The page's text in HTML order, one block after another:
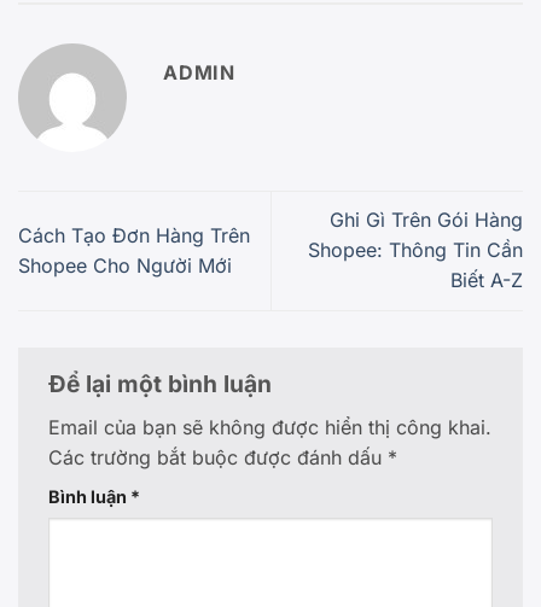
ADMIN
Cách Tạo Đơn Hàng Trên
Shopee Cho Người Mới
Ghi Gì Trên Gói Hàng
Shopee: Thông Tin Cần
Biết A-Z
Để lại một bình luận
Email của bạn sẽ không được hiển thị công khai.
Các trường bắt buộc được đánh dấu *
Bình luận *